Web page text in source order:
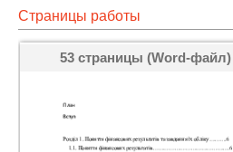
Страницы работы
53 страницы (Word-файл)